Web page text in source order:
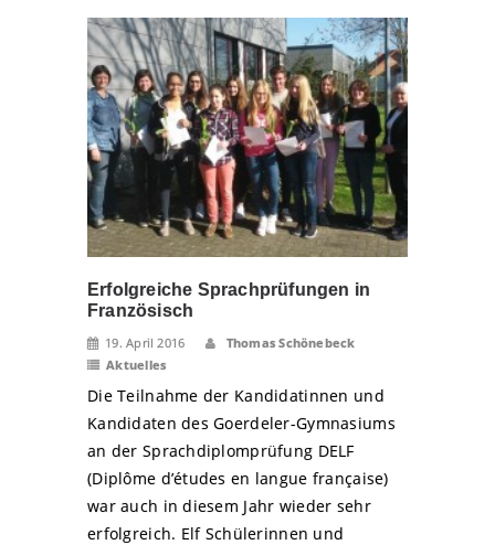
Erfolgreiche Sprachprüfungen in
Französisch
19. April 2016
Thomas Schönebeck
Aktuelles
Die Teilnahme der Kandidatinnen und
Kandidaten des Goerdeler-Gymnasiums
an der Sprachdiplomprüfung DELF
(Diplôme d’études en langue française)
war auch in diesem Jahr wieder sehr
erfolgreich. Elf Schülerinnen und